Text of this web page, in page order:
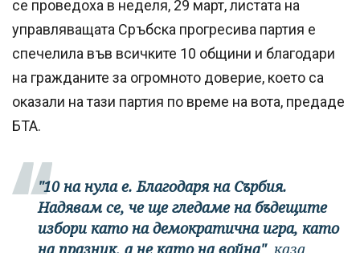
се проведоха в неделя, 29 март, листата на
управляващата Сръбска прогресива партия е
спечелила във всичките 10 общини и благодари
на гражданите за огромното доверие, което са
оказали на тази партия по време на вота, предаде
БТА.
"10 на нула е. Благодаря на Сърбия.
Надявам се, че ще гледаме на бъдещите
избори като на демократична игра, като